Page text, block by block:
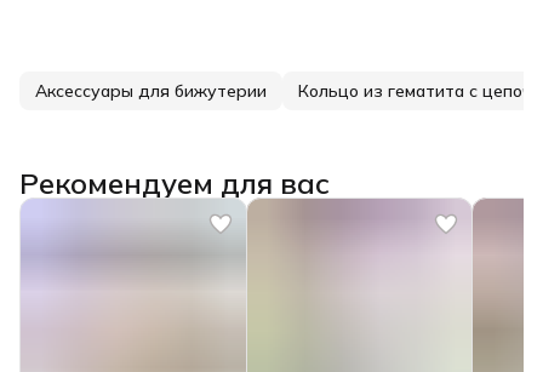
Аксессуары для бижутерии Кольцо из гематита с
Рекомендуем для вас